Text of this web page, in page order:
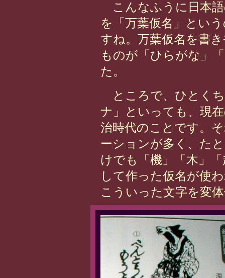
こんなふうに日本
を「万葉仮名」とい
すね。万葉仮名を書
ものが「ひらがな」
た。
ところで、ひとく
ナ」といっても、現
治時代のことです。
ーションが多く、た
けでも「機」「木」
して作った仮名が使
こういった文字を変